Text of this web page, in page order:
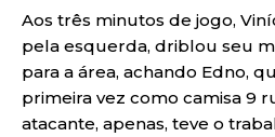
Aos três minutos de jogo,
pela esquerda, driblou seu
para a área, achando Edno,
primeira vez como camisa 9
atacante, apenas, teve o